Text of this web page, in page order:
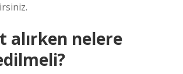
alırken nelere